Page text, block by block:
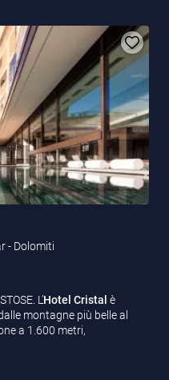
- Dolomiti
L’Hotel Cristal è
montagne più belle al
a 1.600 metri,